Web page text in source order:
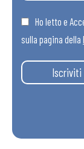
Ho letto e
sulla pagina della
Iscriviti